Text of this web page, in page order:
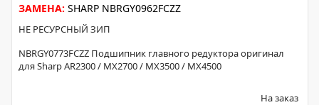
ЗАМЕНА: SHARP NBRGY0962FCZZ
НЕ РЕСУРСНЫЙ ЗИП
NBRGY0773FCZZ Подшипник главного редуктора оригинал
для Sharp AR2300 / MX2700 / MX3500 / MX4500
На заказ